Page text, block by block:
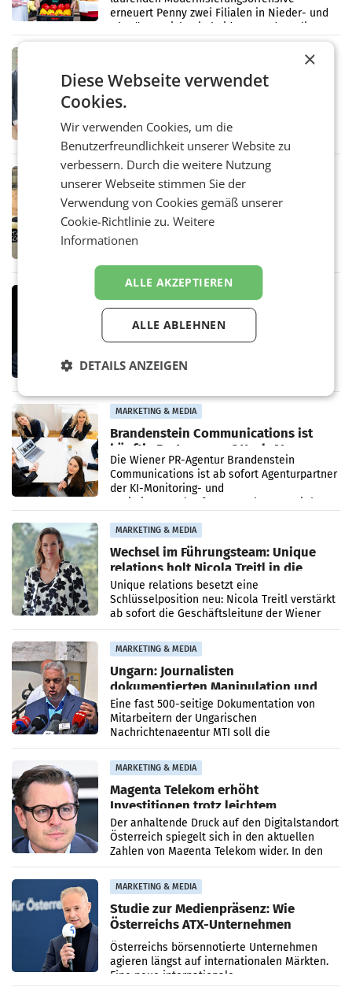
erneuert Penny zwei Filialen in Nieder- und
Oberösterreich. Die beiden Standorte liegen
in Haag sowie im rund
Alles bereit für den Wechsel: Jürgen
Albrecht setzt ab 1.1.2027 auf Adeg
WIENER NEUDORF. – Die geplante
Vorarlberger Kaufmann Jürgen Albrecht ist
kartellrechtlich freigegeben: Die
Bundeswettbewerbsbehörde und der
Bundeskartellanwalt
Rekordergebnis im Juli: Leapmotor
verdoppelt Auslieferungen und
überschreitet die 100.000er-Marke
– Im Juli 2026 erreichte Leapmotor einen
wichtigen Meilenstein und lieferte weltweit
Ergebnis gegenüber Juli 2025 mehr als
verdoppelte (+102
Stiftungsrat Lederer wehrt sich in
den SN gegen Vorwürfe
Mehrere Themen beschäftigen derzeit den
die vom neuen ORF-Chef Clemens Pig
Direktionen abgestimmt werden.
MARKETING & MEDIA
Brandenstein Communications ist
künftig Partner von OtterlyAI
Die Wiener PR-Agentur Brandenstein
Communications ist ab sofort Agenturpartner
der KI-Monitoring- und
Optimierungsplattform OtterlyAI. Damit baut
MARKETING & MEDIA
Wechsel im Führungsteam: Unique
relations holt Nicola Treitl in die
Geschäftsleitung
Unique relations besetzt eine
Schlüsselposition neu: Nicola Treitl verstärkt
ab sofort die Geschäftsleitung der Wiener
PR-Agentur an der Seite von Josef Kalina und
Anna Kalina-Mahr.
MARKETING & MEDIA
Ungarn: Journalisten
dokumentierten Manipulation und
Zensur
Eine fast 500-seitige Dokumentation von
Mitarbeitern der Ungarischen
Nachrichtenagentur MTI soll die
systematische Nachrichten-Manipulation und
Zensur bei der Agentur während der Zeit
MARKETING & MEDIA
Magenta Telekom erhöht
Investitionen trotz leichtem
Umsatzrückgang
Der anhaltende Druck auf den Digitalstandort
Österreich spiegelt sich in den aktuellen
Zahlen von Magenta Telekom wider. In den
ersten sechs Monaten des laufenden Jahres
verzeichnete
MARKETING & MEDIA
Studie zur Medienpräsenz: Wie
Österreichs ATX-Unternehmen
international wahrgenommen
werden
Österreichs börsennotierte Unternehmen
agieren längst auf internationalen Märkten.
Eine neue internationale
Medienresonanzanalyse untersucht die
×
Diese Webseite verwendet
Cookies.
Wir verwenden Cookies, um die
Benutzerfreundlichkeit unserer Website zu
verbessern. Durch die weitere Nutzung
unserer Webseite stimmen Sie der
Verwendung von Cookies gemäß unserer
Cookie-Richtlinie zu.Weitere
Informationen
ALLE AKZEPTIEREN
ALLE ABLEHNEN
DETAILS ANZEIGEN